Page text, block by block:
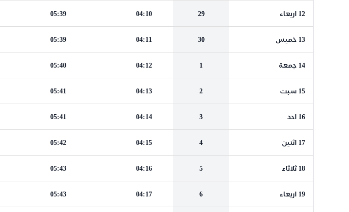
12 اربعاء 29
04:10
05:39
13 خميس 30
04:11
05:39
14 جمعة 1
04:12
05:40
15 سبت 2
04:13
05:41
16 احد 3
04:14
05:41
17 اثنين 4
04:15
05:42
18 ثلاثاء 5
04:16
05:43
19 اربعاء 6
04:17
05:43